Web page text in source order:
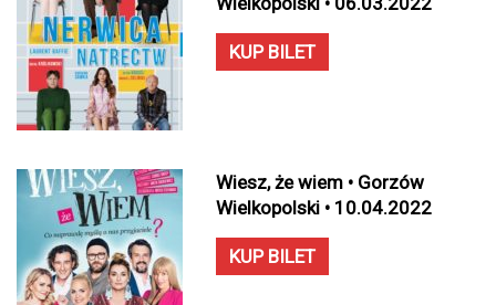
KUP BILET
Wiesz, że wiem • Gorzów
Wielkopolski • 10.04.2022
KUP BILET